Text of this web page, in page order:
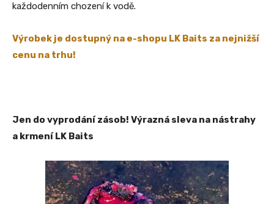
každodenním chození k vodě.
Výrobek je dostupný na e-shopu LK Baits za nejnižší
cenu na trhu!
Jen do vyprodání zásob! Výrazná sleva na nástrahy
a krmení LK Baits